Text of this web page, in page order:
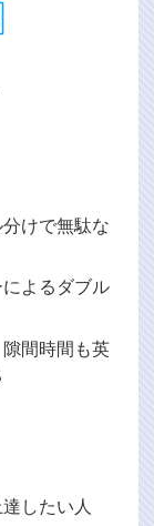
けで無駄な
よるダブル
間時間も英
したい人